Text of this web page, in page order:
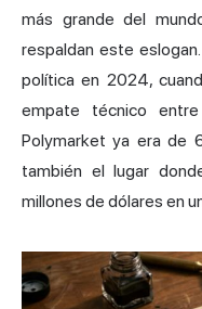
más grande del
respaldan este
política en 2024,
empate técnico
Polymarket ya era de
también el lugar
millones de dólares en